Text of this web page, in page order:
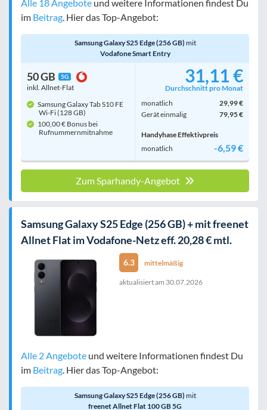
Alle 18 Angebote und weitere Informationen findest Du
im Beitrag. Hier das Top-Angebot:
Samsung Galaxy S25 Edge (256 GB) mit
Vodafone Smart Entry
50 GB 5G
inkl. Allnet-Flat
Samsung Galaxy Tab S10 FE
Wi-Fi (128 GB)
100,00 € Bonus bei
Rufnummern­mitnahme
31,11 €
Durchschnitt pro Monat
monatlich
29,99 €
Gerät einmalig
79,95 €
Handyhase Effektivpreis
monatlich
-6,59 €
Zum Sparhandy-Angebot
Samsung Galaxy S25 Edge (256 GB) + mit freenet
Allnet Flat im Vodafone-Netz eff. 20,28 € mtl.
6.3 mittelmäßig
aktualisiert am 30.07.2026
Alle 2 Angebote und weitere Informationen findest Du
im Beitrag. Hier das Top-Angebot:
Samsung Galaxy S25 Edge (256 GB) mit
freenet Allnet Flat 100 GB 5G